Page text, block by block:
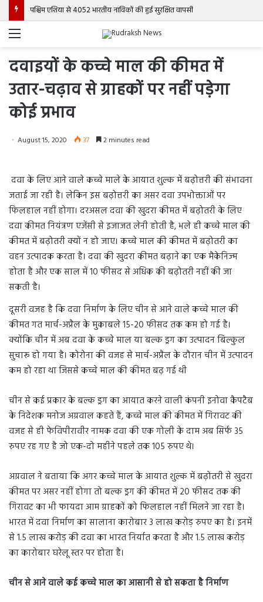
पश्चिम एशिया से 4052 भारतीय नाविकों की हुई सुरक्षित वापसी
Menu
दवाइयों के कच्चे माल की कीमत में
उतार-चढ़ाव से ग्राहकों पर नहीं पड़ेगा
कोई प्रभाव
August 15, 2020 37 2 minutes read
दवा के लिए आने वाले कच्चे माले के आयात शुल्क में बढ़ोत्तरी की संभावना
जताई जा रही है। लेकिन इस बढ़ोत्तरी का असर दवा उपभोक्ताओं पर
फिलहाल नहीं होगा। दरअसल दवा की खुदरा कीमत में बढ़ोतरी के लिए
दवा कीमत नियंत्रण एजेंसी से इजाजत लेनी होती है, भले ही कच्चे माल की
कीमत में बढ़ोतरी क्यों न हो जाए। कच्चे माल की कीमत में बढ़ोतरी का
वहन उत्पादक करता है। दवा की खुदरा कीमत बढ़ाने का एक मैकेनिज्म
होता है और एक साल में 10 फीसद से अधिक की बढ़ोतरी नहीं की जा
सकती है।
दूसरी वजह है कि दवा निर्माण के लिए चीन से आने वाले कच्चे माल की
कीमत गत मार्च-अप्रैल के मुकाबले 15-20 फीसद तक कम हो गई है।
क्योंकि चीन में अब दवा के कच्चे माल या बल्क ड्रग का उत्पादन बिल्कुल
सुचारू हो गया है। कोरोना की वजह से मार्च-अप्रैल के दौरान चीन में उत्पादन
कम हो रहा था जिससे कच्चे माल की कीमत बढ़ गई थी
चीन से कई प्रकार के बल्क ड्रग का आयात करने वाली कंपनी इनोवा कैपटैब
के निदेशक मनोज अग्रवाल कहते हैं, कच्चे माल की कीमत में गिरावट की
वजह से ही फेविपीरावीर नामक दवा की एक गोली के दाम अब सिर्फ 35
रुपए रह गए है जो एक-दो महीने पहले तक 105 रुपए थे।
अग्रवाल ने बताया कि अगर कच्चे माल के आयात शुल्क में बढ़ोतरी से खुदरा
कीमत पर असर नहीं होगा तो बल्क ड्रग की कीमत में 20 फीसद तक की
गिरावट का भी फायदा आम ग्राहकों को फिलहाल नहीं मिलने जा रहा है।
भारत में दवा निर्माण का सालाना कारोबार 3 लाख करोड़ रुपए का है। इनमें
से 1.5 लाख करोड़ की दवा का भारत निर्यात करता है और 1.5 लाख करोड़
का कारोबार घरेलू स्तर पर होता है।
चीन से आने वाले कई कच्चे माल का आसानी से हो सकता है निर्माण